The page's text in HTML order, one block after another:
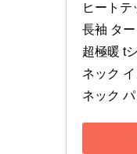
ヒートテ
長袖 タ
超極暖 t
ネック
ネック